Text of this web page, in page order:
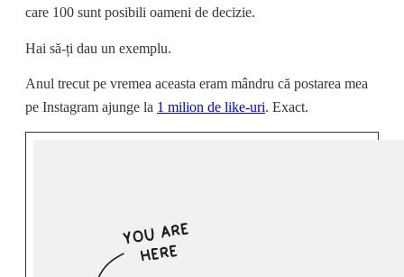
care 100 sunt posibili oameni de decizie.
Hai să-ți dau un exemplu.
Anul trecut pe vremea aceasta eram mândru că postarea mea
pe Instagram ajunge la 1 milion de like-uri. Exact.